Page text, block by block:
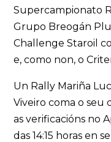
Supercampionato
Grupo Breogán
Challenge Staroil
e, como non, o
Un Rally Mariña
Viveiro coma o seu
as verificacións no
das 14:15 horas en